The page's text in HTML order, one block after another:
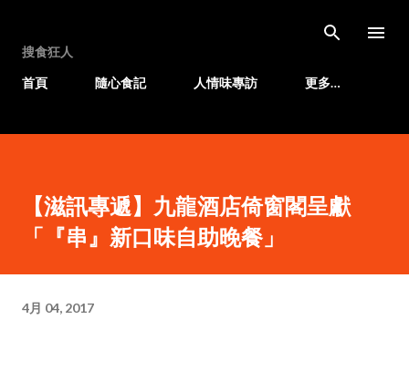
搜食狂人
首頁
隨心食記 人情味專訪 更多…
【滋訊專遞】九龍酒店倚窗閣呈獻
「『串』新口味自助晚餐」
4月 04, 2017